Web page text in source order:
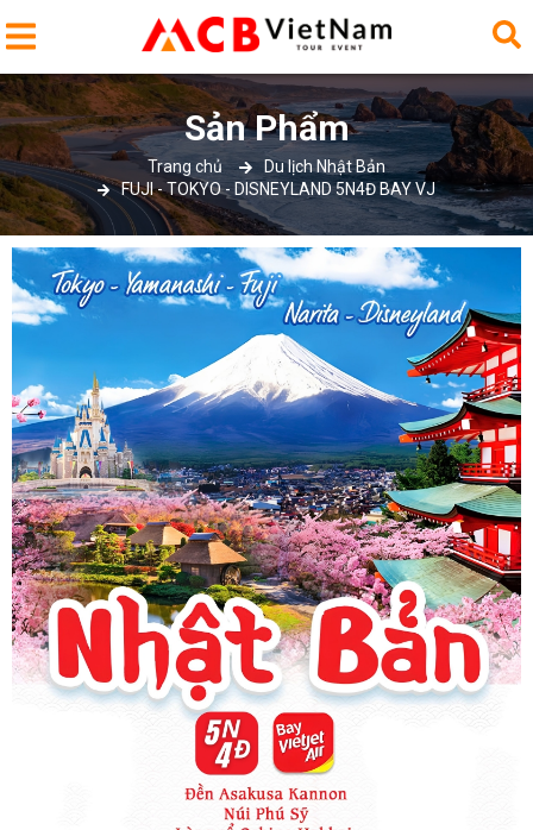
Sản Phẩm
Trang chủ
Du lịch Nhật Bản
FUJI - TOKYO - DISNEYLAND 5N4Đ BAY VJ